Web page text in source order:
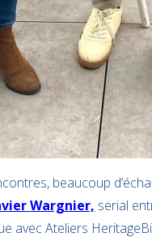
beaucoup
Wargnier, serial
avec Ateliers